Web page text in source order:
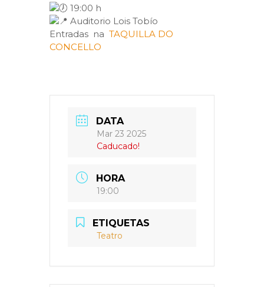
19:00 h
Auditorio Lois Tobío
Entradas na TAQUILLA DO
CONCELLO
DATA
Mar 23 2025
Caducado!
HORA
19:00
ETIQUETAS
Teatro